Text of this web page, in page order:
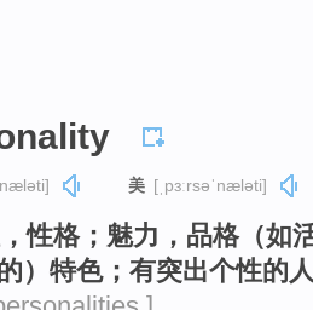
美 [ˌpɜːrsəˈnæləti]
性格；魅力，品格（如
）特色；有突出个性的